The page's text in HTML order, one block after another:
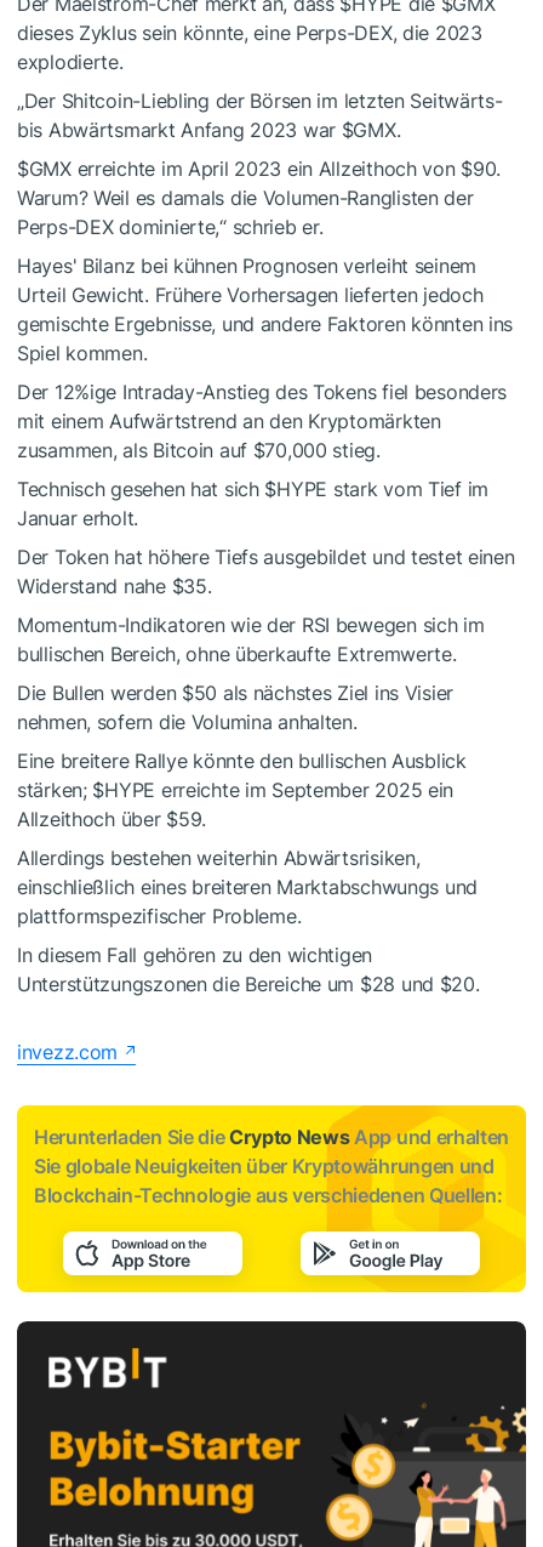
dieses Zyklus sein könnte, eine Perps-DEX, die 2023
explodierte.
„Der Shitcoin-Liebling der Börsen im letzten Seitwärts-
bis Abwärtsmarkt Anfang 2023 war $GMX.
$GMXerreichte im April 2023 ein Allzeithoch von $90.
Warum? Weil es damals die Volumen-Ranglisten der
Perps-DEX dominierte,“ schrieb er.
Hayes' Bilanz bei kühnen Prognosen verleiht seinem
Urteil Gewicht. Frühere Vorhersagen lieferten jedoch
gemischte Ergebnisse, und andere Faktoren könnten ins
Spiel kommen.
Der 12%ige Intraday-Anstieg des Tokens fiel besonders
mit einem Aufwärtstrend an den Kryptomärkten
zusammen, als Bitcoin auf $70,000 stieg.
Technisch gesehen hat sich $HYPE stark vom Tief im
Januar erholt.
Der Token hat höhere Tiefs ausgebildet und testet einen
Widerstand nahe $35.
Momentum-Indikatoren wie der RSI bewegen sich im
bullischen Bereich, ohne überkaufte Extremwerte.
Die Bullen werden $50 als nächstes Ziel ins Visier
nehmen, sofern die Volumina anhalten.
Eine breitere Rallye könnte den bullischen Ausblick
stärken; $HYPE erreichte im September 2025 ein
Allzeithoch über $59.
Allerdings bestehen weiterhin Abwärtsrisiken,
einschließlich eines breiteren Marktabschwungs und
plattformspezifischer Probleme.
In diesem Fall gehören zu den wichtigen
Unterstützungszonen die Bereiche um $28 und $20.
invezz.com
Herunterladen Sie dieCrypto NewsApp und erhalten
Sie globale Neuigkeiten über Kryptowährungen und
Blockchain-Technologie aus verschiedenen Quellen: